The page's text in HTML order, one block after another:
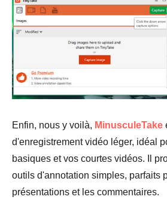
Enfin, nous y voilà, MinusculeTake
d'enregistrement vidéo léger, idéal
basiques et vos courtes vidéos. Il
outils d'annotation simples, parfaits
présentations et les commentaires.